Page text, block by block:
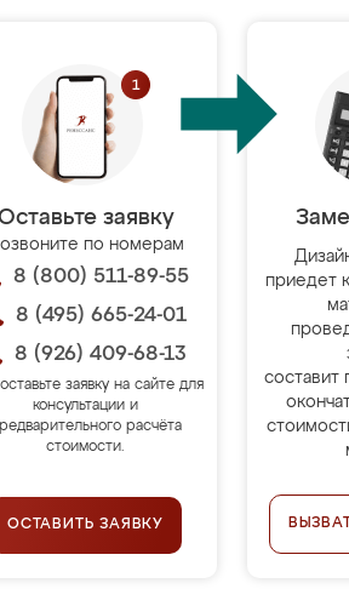
заявку
по номерам
8 (800) 511-89-55
8 (495) 665-24-01
8 (926) 409-68-13
заявку на сайте для
консультации и
расчёта
стоимости.
ОСТАВИТЬ ЗАЯВКУ
приедет
составит